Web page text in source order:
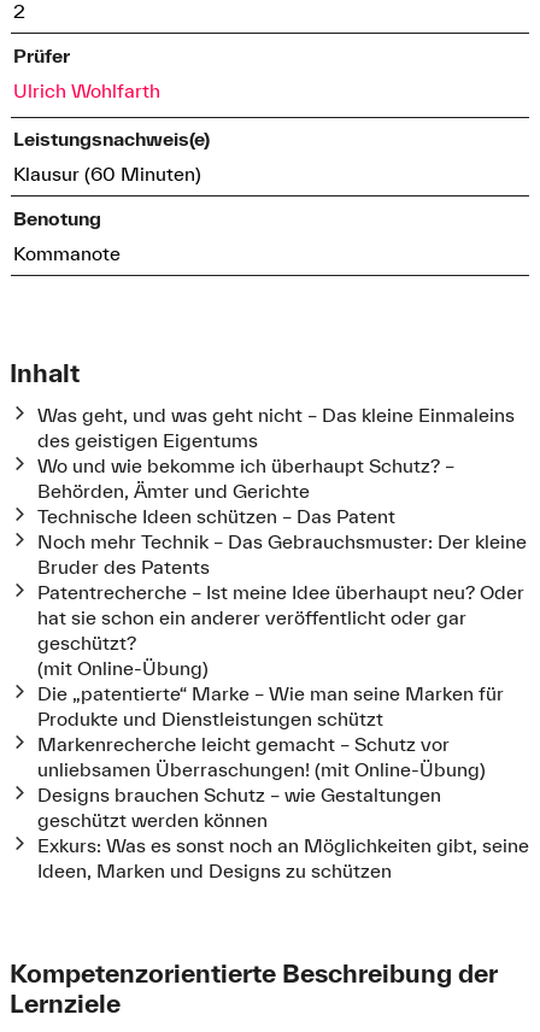
2
Prüfer
Ulrich Wohlfarth
Leistungsnachweis(e)
Klausur (60 Minuten)
Benotung
Kommanote
Inhalt
Was geht, und was geht nicht – Das kleine Einmaleins
des geistigen Eigentums
Wo und wie bekomme ich überhaupt Schutz? –
Behörden, Ämter und Gerichte
Technische Ideen schützen – Das Patent
Noch mehr Technik – Das Gebrauchsmuster: Der kleine
Bruder des Patents
Patentrecherche – Ist meine Idee überhaupt neu? Oder
hat sie schon ein anderer veröffentlicht oder gar
geschützt?
(mit Online-Übung)
Die „patentierte“ Marke – Wie man seine Marken für
Produkte und Dienstleistungen schützt
Markenrecherche leicht gemacht – Schutz vor
unliebsamen Überraschungen! (mit Online-Übung)
Designs brauchen Schutz – wie Gestaltungen
geschützt werden können
Exkurs: Was es sonst noch an Möglichkeiten gibt, seine
Ideen, Marken und Designs zu schützen
Kompetenzorientierte Beschreibung der
Lernziele